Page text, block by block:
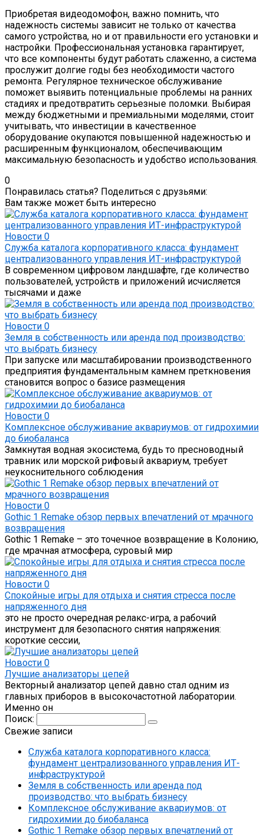
Приобретая видеодомофон, важно помнить, что
надежность системы зависит не только от качества
самого устройства, но и от правильности его установки и
настройки. Профессиональная установка гарантирует,
что все компоненты будут работать слаженно, а система
прослужит долгие годы без необходимости частого
ремонта. Регулярное техническое обслуживание
поможет выявить потенциальные проблемы на ранних
стадиях и предотвратить серьезные поломки. Выбирая
между бюджетными и премиальными моделями, стоит
учитывать, что инвестиции в качественное
оборудование окупаются повышенной надежностью и
расширенным функционалом, обеспечивающим
максимальную безопасность и удобство использования.
0
Понравилась статья? Поделиться с друзьями:
Вам также может быть интересно
Новости 0
Служба каталога корпоративного класса: фундамент
централизованного управления ИТ-инфраструктурой
В современном цифровом ландшафте, где количество
пользователей, устройств и приложений исчисляется
тысячами и даже
Новости 0
Земля в собственность или аренда под производство:
что выбрать бизнесу
При запуске или масштабировании производственного
предприятия фундаментальным камнем преткновения
становится вопрос о базисе размещения
Новости 0
Комплексное обслуживание аквариумов: от гидрохимии
до биобаланса
Замкнутая водная экосистема, будь то пресноводный
травник или морской рифовый аквариум, требует
неукоснительного соблюдения
Новости 0
Gothic 1 Remake обзор первых впечатлений от мрачного
возвращения
Gothic 1 Remake – это точечное возвращение в Колонию,
где мрачная атмосфера, суровый мир
Новости 0
Спокойные игры для отдыха и снятия стресса после
напряженного дня
это не просто очередная релакс-игра, а рабочий
инструмент для безопасного снятия напряжения:
короткие сессии,
Новости 0
Лучшие анализаторы цепей
Векторный анализатор цепей давно стал одним из
главных приборов в высокочастотной лаборатории.
Именно он
Поиск:
Свежие записи
Служба каталога корпоративного класса:
фундамент централизованного управления ИТ-
инфраструктурой
Земля в собственность или аренда под
производство: что выбрать бизнесу
Комплексное обслуживание аквариумов: от
гидрохимии до биобаланса
Gothic 1 Remake обзор первых впечатлений от